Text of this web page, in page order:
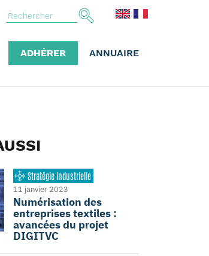
ADHÉRER ANNUAIRE
Stratégie industrielle
11 janvier 2023
Numérisation des
entreprises textiles :
avancées du projet
DIGITVC